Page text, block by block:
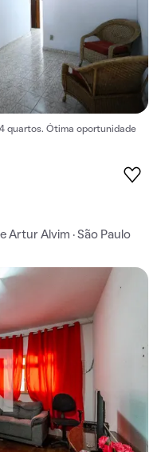
quartos. Ótima oportunidade
Artur Alvim · São Paulo